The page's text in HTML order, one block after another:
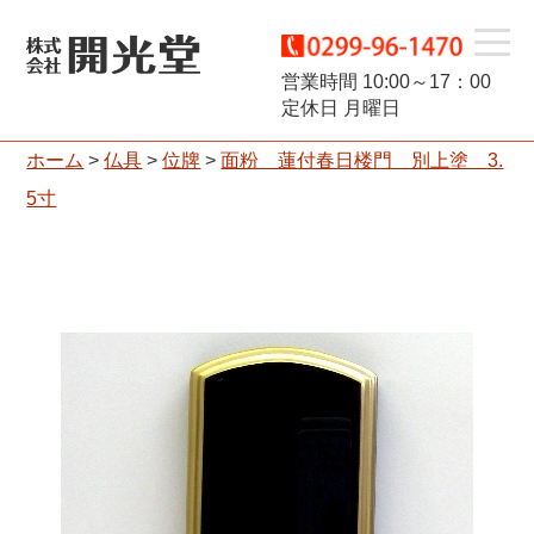
営業時間 10:00～17：00
定休日 月曜日
t
ホーム >仏具 >位牌 >面粉 蓮付春日楼門 別上塗 3.
5寸